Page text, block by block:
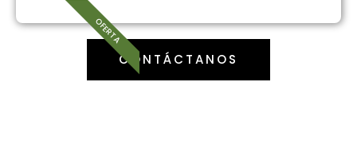
OFERTA
CONTÁCTANOS